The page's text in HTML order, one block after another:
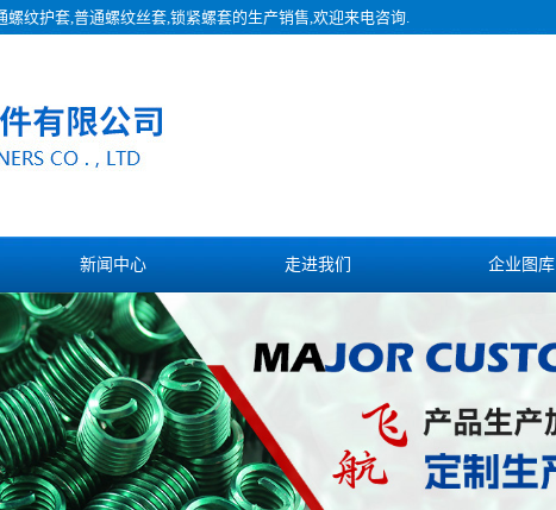
螺纹护套,普通螺纹丝套,锁紧螺套的生产销售,欢迎来电咨询.
新闻中心 走进我们 企业图库